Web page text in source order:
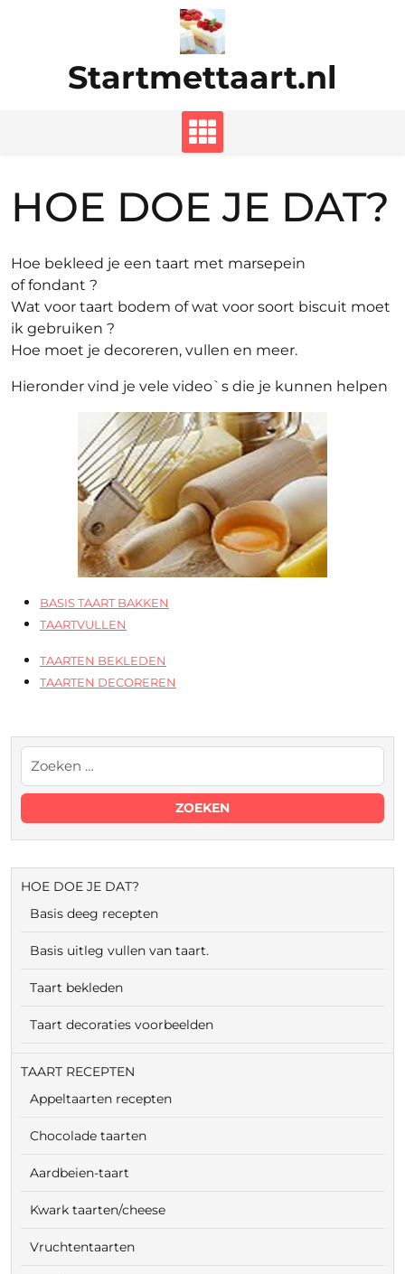
Startmettaart.nl
HOE DOE JE DAT?
Hoe bekleed je een taart met marsepein
of fondant ?
Wat voor taart bodem of wat voor soort biscuit moet
ik gebruiken ?
Hoe moet je decoreren, vullen en meer.
Hieronder vind je vele video`s die je kunnen helpen
BASIS TAART BAKKEN
TAARTVULLEN
TAARTEN BEKLEDEN
TAARTEN DECOREREN
HOE DOE JE DAT?
Basis deeg recepten
Basis uitleg vullen van taart.
Taart bekleden
Taart decoraties voorbeelden
TAART RECEPTEN
Appeltaarten recepten
Chocolade taarten
Aardbeien-taart
Kwark taarten/cheese
Vruchtentaarten